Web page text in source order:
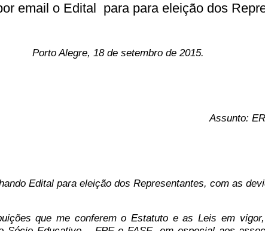
email o Edital para para eleição dos
de setembro de 2015.
Assunto:
Edital para eleição dos Representantes,
que me conferem o Estatuto e as Leis em